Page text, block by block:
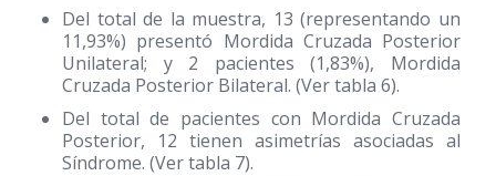
Del total de la muestra, 13 (representando un
11,93%) presentó Mordida Cruzada Posterior
Unilateral; y 2 pacientes (1,83%), Mordida
Cruzada Posterior Bilateral. (Ver tabla 6).
Del total de pacientes con Mordida Cruzada
Posterior, 12 tienen asimetrías asociadas al
Síndrome. (Ver tabla 7).